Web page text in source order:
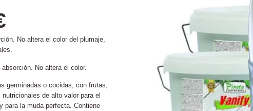
No altera el color del plumaje,
No altera el color.
germinadas o cocidas, con frutas,
de alto valor para el
para la muda perfecta. Contiene